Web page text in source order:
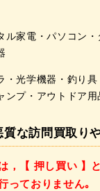
ル家電・パソコン
・光学機器・釣り
ンプ・アウトドア用
質な訪問買取り
，【 押し買い 】
っておりません｡